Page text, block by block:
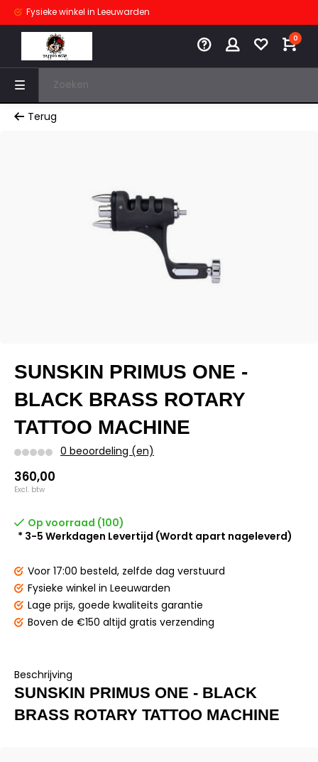
Fysieke winkel in Leeuwarden
0
Terug
SUNSKIN PRIMUS ONE -
BLACK BRASS ROTARY
TATTOO MACHINE
0 beoordeling (en)
360,00
Excl. btw
Op voorraad (100)
* 3-5 Werkdagen Levertijd (Wordt apart nageleverd)
Voor 17:00 besteld, zelfde dag verstuurd
Fysieke winkel in Leeuwarden
Lage prijs, goede kwaliteits garantie
Boven de €150 altijd gratis verzending
Beschrijving
SUNSKIN PRIMUS ONE - BLACK
BRASS ROTARY TATTOO MACHINE